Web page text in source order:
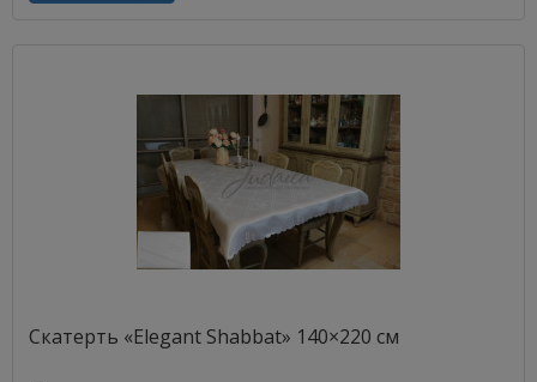
Скатерть «Elegant Shabbat» 140×220 см